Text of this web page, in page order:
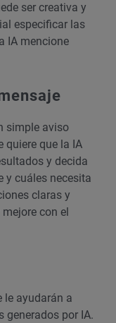
ser creativa y
especificar las
IA mencione
simple aviso
quiere que la IA
y decida
y cuáles necesita
claras y
con el
le ayudarán a
generados por IA.